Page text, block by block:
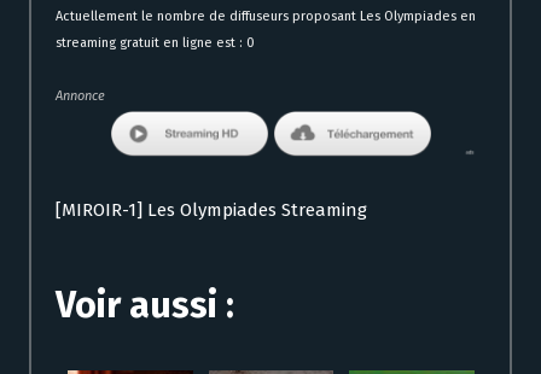
Actuellement le nombre de diffuseurs proposant Les Olympiades en
streaming gratuit en ligne est : 0
Annonce
[MIROIR-1] Les Olympiades Streaming
Voir aussi :